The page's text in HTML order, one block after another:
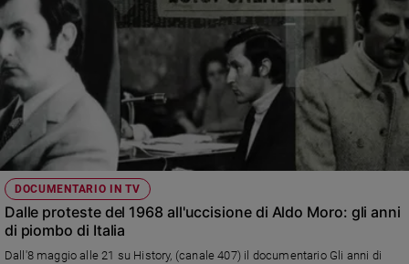
Musica
Famiglia
ed
educazione
Genitori
e
figli
Nonni
Coppia
Scuola
DOCUMENTARIO IN TV
Dalle proteste del 1968 all'uccisione di Aldo Moro: gli anni
di piombo di Italia
Dall'8 maggio alle 21 su History, (canale 407) il documentario Gli anni di